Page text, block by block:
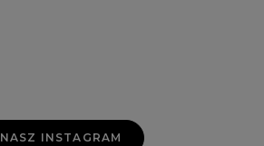
NASZ INSTAGRAM